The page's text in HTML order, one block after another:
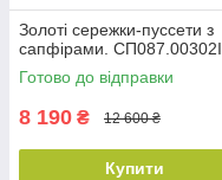
Золоті сережки-пуссети з
сапфірами. СП087.00302І
Готово до відправки
8 190 ₴ 12 600 ₴
Купити